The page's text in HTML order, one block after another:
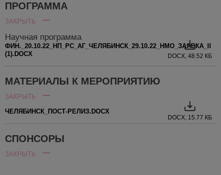
ПРОГРАММА
ЗАКРЫТЬ
Научная программа
ФИН._20.10.22_НП_РС_АГ_ЧЕЛЯБИНСК_29.10.22_НМО_ЗАЯВКА_II
(1).DOCX
DOCX, 48.52 КБ
МАТЕРИАЛЫ К МЕРОПРИЯТИЮ
ЗАКРЫТЬ
ЧЕЛЯБИНСК_ПОСТ-РЕЛИЗ.DOCX
DOCX, 15.77 КБ
СПОНСОРЫ
ЗАКРЫТЬ